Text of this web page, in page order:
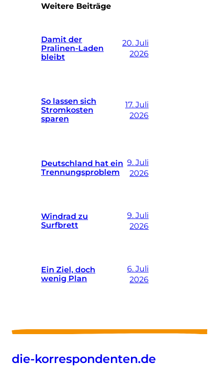
Weitere Beiträge
Damit der
Pralinen-Laden
bleibt
20. Juli
2026
So lassen sich
Stromkosten
sparen
17. Juli
2026
Deutschland hat ein
Trennungsproblem
9. Juli
2026
Windrad zu
Surfbrett
9. Juli
2026
Ein Ziel, doch
wenig Plan
6. Juli
2026
die-korrespondenten.de